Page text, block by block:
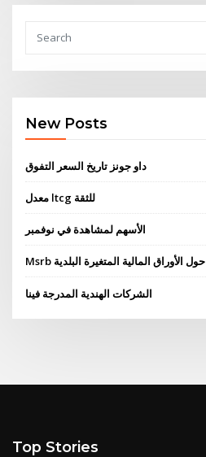
New Posts
داو جونز تاريخ السعر التفوق
معدل ltcg للثقة
الأسهم لمشاهدة في نوفمبر
Msrb حول الأوراق المالية المتغيرة البلدية
الشركات الهندية المدرجة فينا
Top Stories